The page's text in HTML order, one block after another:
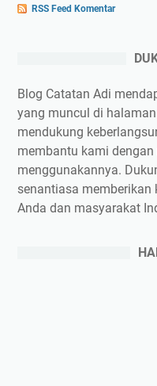
RSS Feed Komentar
Blog Catatan Adi
yang muncul di
mendukung
membantu kami
menggunakannya.
senantiasa
Anda dan masyarakat